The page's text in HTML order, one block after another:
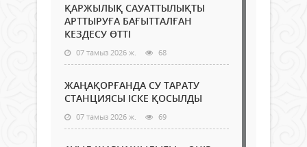
ҚАРЖЫЛЫҚ САУАТТЫЛЫҚТЫ
АРТТЫРУҒА БАҒЫТТАЛҒАН
КЕЗДЕСУ ӨТТІ
07 тамыз 2026 ж. 68
ЖАҢАҚОРҒАНДА СУ ТАРАТУ
СТАНЦИЯСЫ ІСКЕ ҚОСЫЛДЫ
07 тамыз 2026 ж. 69